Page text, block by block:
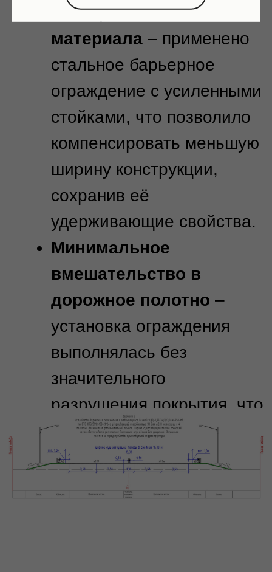
Пригласить в тендер
Заказать проект
ТюменьЭнергоПроект
Услуги
Проектирование дорог
Обустройство нефтегазовых
месторождений
2017 -2026
Согласие на обработку персональных
Политика конфиденциальности
Скачать презентацию
ИНН 7203428228